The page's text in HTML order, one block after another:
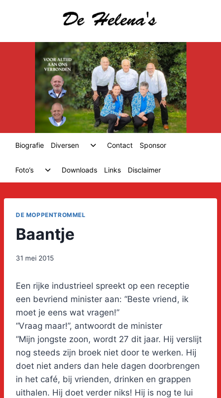
Biografie Diversen
ToggleContact Sponsor
Foto’s
ToggleDownloads Links Disclaimer
DE MOPPENTROMMEL
Baantje
31 mei 2015
Een rijke industrieel spreekt op een receptie
een bevriend minister aan: “Beste vriend, ik
moet je eens wat vragen!”
“Vraag maar!”, antwoordt de minister
“Mijn jongste zoon, wordt 27 dit jaar. Hij verslijt
nog steeds zijn broek niet door te werken. Hij
doet niet anders dan hele dagen doorbrengen
in het café, bij vrienden, drinken en grappen
uithalen. Hij doet verder niks! Hij is nog te lui